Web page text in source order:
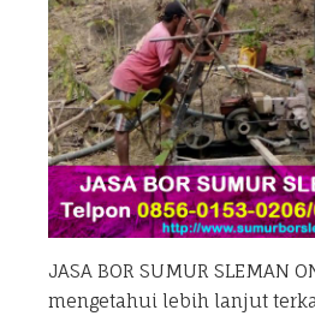
JASA BOR SUMUR SLEMAN
mengetahui lebih lanjut